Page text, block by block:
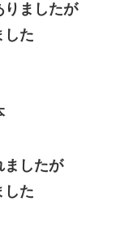
りましたが
した
ましたが
した